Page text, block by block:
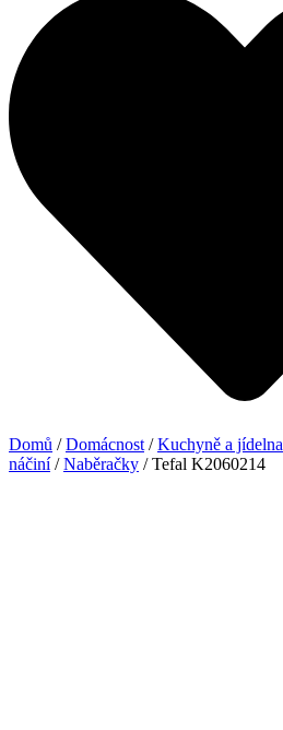
Domů /Domácnost /Kuchyně a jídelna
náčiní/Naběračky / Tefal K2060214